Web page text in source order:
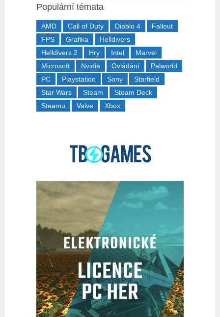
Populární témata
AMD Call of Duty Diablo 4
Fallout
FPS
Grafika
Helldivers
Helldivers 2
Hry Intel
Marvel
Microsoft
Nvidia Ovládání
Palworld
PC
Playstation Sony
Starfield
Star Wars
Steam
Steam Deck
Steamu
Valve Xbox